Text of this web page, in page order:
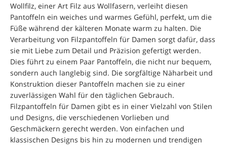
Wollfilz, einer Art Filz aus Wollfasern, verleiht diesen
Pantoffeln ein weiches und warmes Gefühl, perfekt, um die
Füße während der kälteren Monate warm zu halten. Die
Verarbeitung von Filzpantoffeln für Damen sorgt dafür, dass
sie mit Liebe zum Detail und Präzision gefertigt werden.
Dies führt zu einem Paar Pantoffeln, die nicht nur bequem,
sondern auch langlebig sind. Die sorgfältige Näharbeit und
Konstruktion dieser Pantoffeln machen sie zu einer
zuverlässigen Wahl für den täglichen Gebrauch.
Filzpantoffeln für Damen gibt es in einer Vielzahl von Stilen
und Designs, die verschiedenen Vorlieben und
Geschmäckern gerecht werden. Von einfachen und
klassischen Designs bis hin zu modernen und trendigen